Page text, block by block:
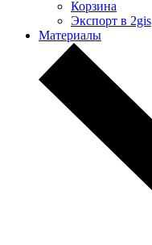
Корзина
Экспорт в 2gis
Материалы